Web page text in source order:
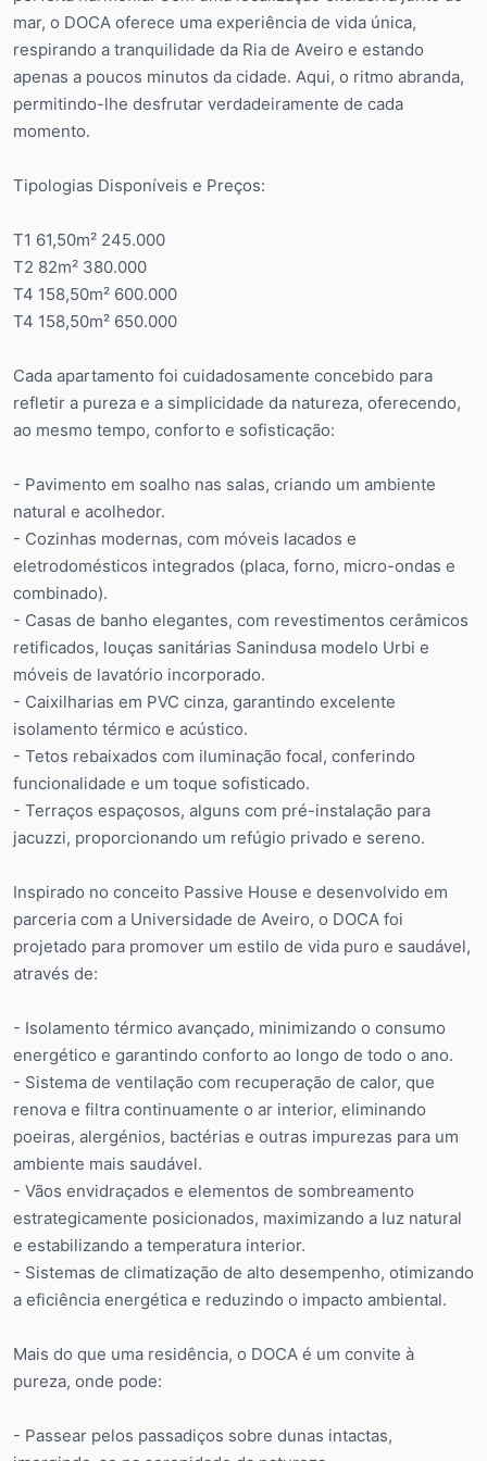
mar, o DOCA oferece uma experiência de vida única,
respirando a tranquilidade da Ria de Aveiro e estando
apenas a poucos minutos da cidade. Aqui, o ritmo abranda,
permitindo-lhe desfrutar verdadeiramente de cada
momento.
Tipologias Disponíveis e Preços:
T1 61,50m² 245.000
T2 82m² 380.000
T4 158,50m² 600.000
T4 158,50m² 650.000
Cada apartamento foi cuidadosamente concebido para
refletir a pureza e a simplicidade da natureza, oferecendo,
ao mesmo tempo, conforto e sofisticação:
- Pavimento em soalho nas salas, criando um ambiente
natural e acolhedor.
- Cozinhas modernas, com móveis lacados e
eletrodomésticos integrados (placa, forno, micro-ondas e
combinado).
- Casas de banho elegantes, com revestimentos cerâmicos
retificados, louças sanitárias Sanindusa modelo Urbi e
móveis de lavatório incorporado.
- Caixilharias em PVC cinza, garantindo excelente
isolamento térmico e acústico.
- Tetos rebaixados com iluminação focal, conferindo
funcionalidade e um toque sofisticado.
- Terraços espaçosos, alguns com pré-instalação para
jacuzzi, proporcionando um refúgio privado e sereno.
Inspirado no conceito Passive House e desenvolvido em
parceria com a Universidade de Aveiro, o DOCA foi
projetado para promover um estilo de vida puro e saudável,
através de:
- Isolamento térmico avançado, minimizando o consumo
energético e garantindo conforto ao longo de todo o ano.
- Sistema de ventilação com recuperação de calor, que
renova e filtra continuamente o ar interior, eliminando
poeiras, alergénios, bactérias e outras impurezas para um
ambiente mais saudável.
- Vãos envidraçados e elementos de sombreamento
estrategicamente posicionados, maximizando a luz natural
e estabilizando a temperatura interior.
- Sistemas de climatização de alto desempenho, otimizando
a eficiência energética e reduzindo o impacto ambiental.
Mais do que uma residência, o DOCA é um convite à
pureza, onde pode:
- Passear pelos passadiços sobre dunas intactas,